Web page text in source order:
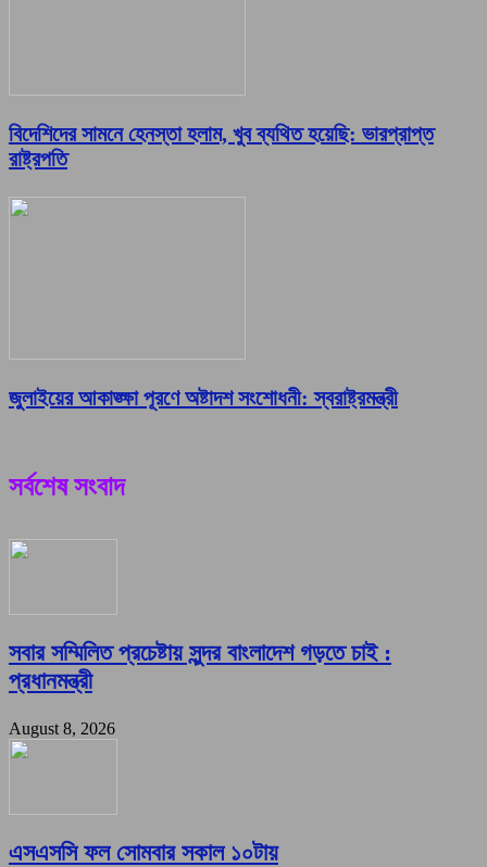
বিদেশিদের সামনে হেনস্তা হলাম, খুব ব্যথিত হয়েছি: ভারপ্রাপ্ত
রাষ্ট্রপতি
জুলাইয়ের আকাঙ্ক্ষা পূরণে অষ্টাদশ সংশোধনী: স্বরাষ্ট্রমন্ত্রী
সর্বশেষ সংবাদ
সবার সম্মিলিত প্রচেষ্টায় সুন্দর বাংলাদেশ গড়তে চাই :
প্রধানমন্ত্রী
August 8, 2026
এসএসসি ফল সোমবার সকাল ১০টায়